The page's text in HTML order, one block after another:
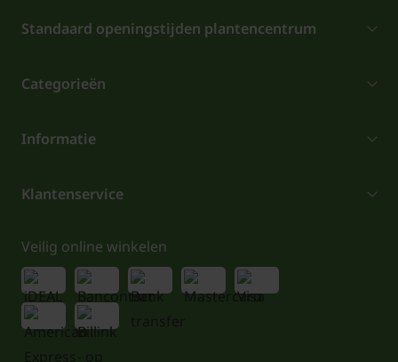
Standaard openingstijden plantencentrum
Categorieën
Informatie
Klantenservice
Veilig online winkelen